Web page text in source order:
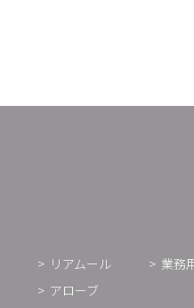
リアムール
アローブ
業務